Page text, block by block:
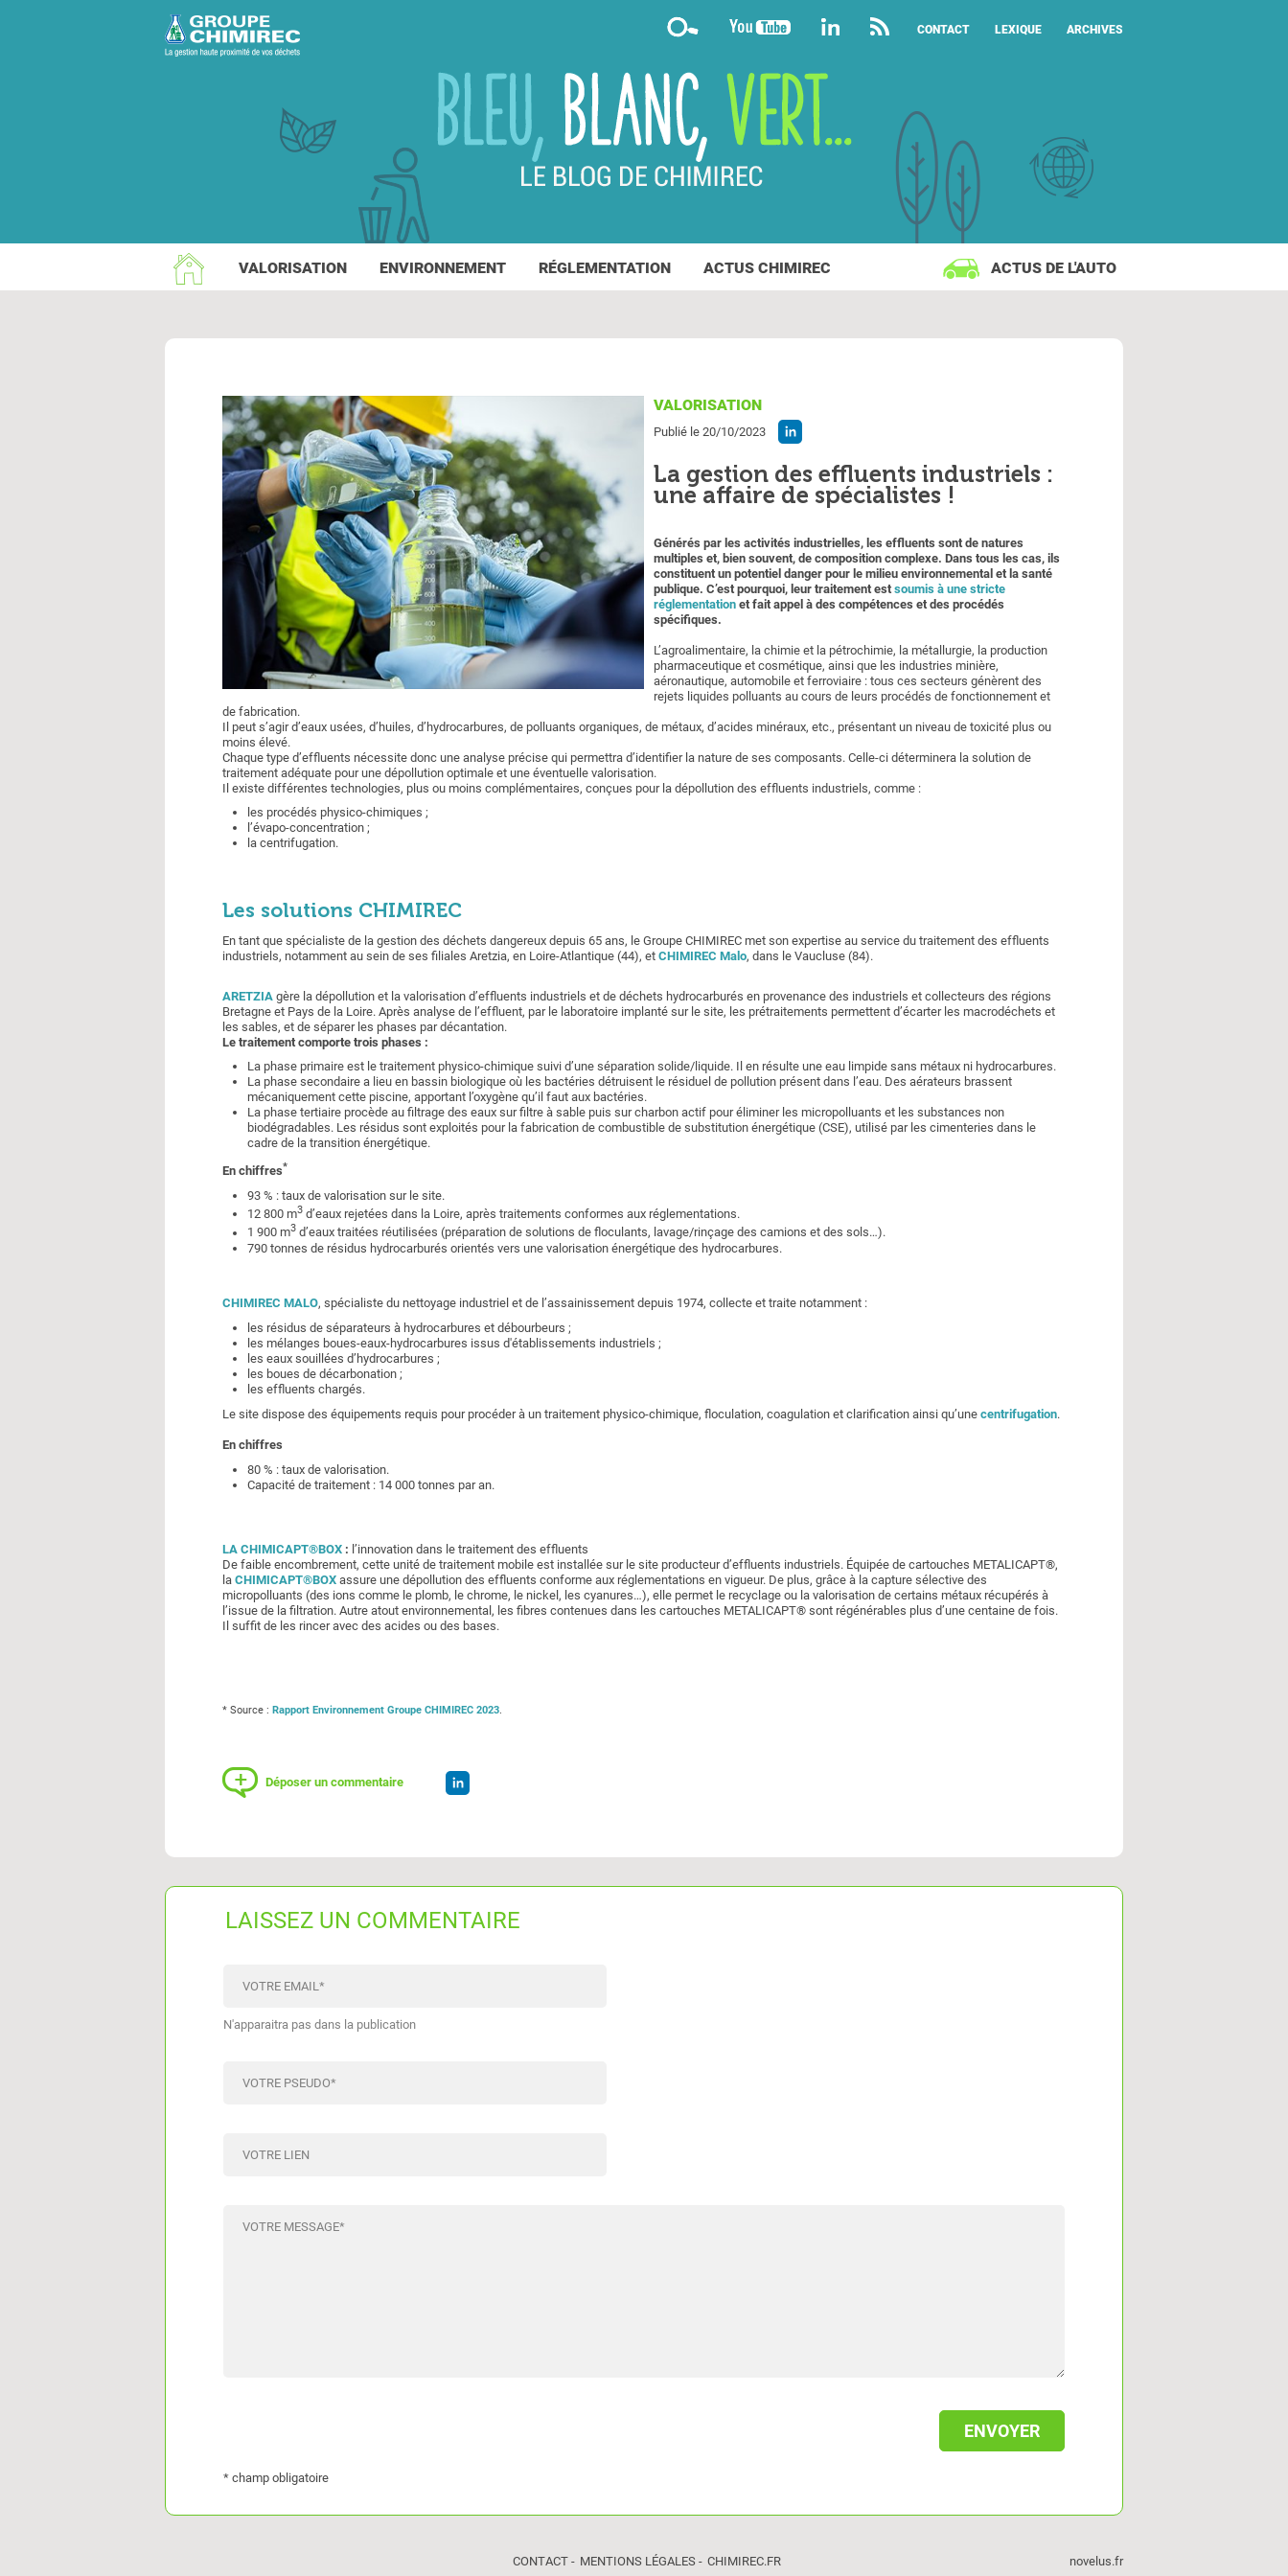
VALORISATION
Publié le 20/10/2023
La gestion des effluents industriels :
une affaire de spécialistes !
Générés par les activités industrielles, les effluents sont de natures
multiples et, bien souvent, de composition complexe. Dans tous les cas, ils
constituent un potentiel danger pour le milieu environnemental et la santé
publique. C’est pourquoi, leur traitement est soumis à une stricte
réglementation et fait appel à des compétences et des procédés
spécifiques.
L’agroalimentaire, la chimie et la pétrochimie, la métallurgie, la production
pharmaceutique et cosmétique, ainsi que les industries minière,
aéronautique, automobile et ferroviaire : tous ces secteurs génèrent des
rejets liquides polluants au cours de leurs procédés de fonctionnement et
de fabrication.
Il peut s’agir d’eaux usées, d’huiles, d’hydrocarbures, de polluants organiques, de métaux, d’acides minéraux, etc., présentant un niveau de toxicité plus ou
moins élevé.
Chaque type d’effluents nécessite donc une analyse précise qui permettra d’identifier la nature de ses composants. Celle-ci déterminera la solution de
traitement adéquate pour une dépollution optimale et une éventuelle valorisation.
Il existe différentes technologies, plus ou moins complémentaires, conçues pour la dépollution des effluents industriels, comme :
les procédés physico-chimiques ;
l’évapo-concentration ;
la centrifugation.
Les solutions CHIMIREC
En tant que spécialiste de la gestion des déchets dangereux depuis 65 ans, le Groupe CHIMIREC met son expertise au service du traitement des effluents
industriels, notamment au sein de ses filiales Aretzia, en Loire-Atlantique (44), et CHIMIREC Malo, dans le Vaucluse (84).
ARETZIA gère la dépollution et la valorisation d’effluents industriels et de déchets hydrocarburés en provenance des industriels et collecteurs des régions
Bretagne et Pays de la Loire. Après analyse de l’effluent, par le laboratoire implanté sur le site, les prétraitements permettent d’écarter les macrodéchets et
les sables, et de séparer les phases par décantation.
Le traitement comporte trois phases :
La phase primaire est le traitement physico-chimique suivi d’une séparation solide/liquide. Il en résulte une eau limpide sans métaux ni hydrocarbures.
La phase secondaire a lieu en bassin biologique où les bactéries détruisent le résiduel de pollution présent dans l’eau. Des aérateurs brassent
mécaniquement cette piscine, apportant l’oxygène qu’il faut aux bactéries.
La phase tertiaire procède au filtrage des eaux sur filtre à sable puis sur charbon actif pour éliminer les micropolluants et les substances non
biodégradables. Les résidus sont exploités pour la fabrication de combustible de substitution énergétique (CSE), utilisé par les cimenteries dans le
cadre de la transition énergétique.
En chiffres*
93 % : taux de valorisation sur le site.
12 800 m3 d’eaux rejetées dans la Loire, après traitements conformes aux réglementations.
1 900 m3 d’eaux traitées réutilisées (préparation de solutions de floculants, lavage/rinçage des camions et des sols…).
790 tonnes de résidus hydrocarburés orientés vers une valorisation énergétique des hydrocarbures.
CHIMIREC MALO, spécialiste du nettoyage industriel et de l’assainissement depuis 1974, collecte et traite notamment :
les résidus de séparateurs à hydrocarbures et débourbeurs ;
les mélanges boues-eaux-hydrocarbures issus d'établissements industriels ;
les eaux souillées d’hydrocarbures ;
les boues de décarbonation ;
les effluents chargés.
Le site dispose des équipements requis pour procéder à un traitement physico-chimique, floculation, coagulation et clarification ainsi qu’une centrifugation.
En chiffres
80 % : taux de valorisation.
Capacité de traitement : 14 000 tonnes par an.
LA CHIMICAPT®BOX : l’innovation dans le traitement des effluents
De faible encombrement, cette unité de traitement mobile est installée sur le site producteur d’effluents industriels. Équipée de cartouches METALICAPT®,
la CHIMICAPT®BOX assure une dépollution des effluents conforme aux réglementations en vigueur. De plus, grâce à la capture sélective des
micropolluants (des ions comme le plomb, le chrome, le nickel, les cyanures…), elle permet le recyclage ou la valorisation de certains métaux récupérés à
l’issue de la filtration. Autre atout environnemental, les fibres contenues dans les cartouches METALICAPT® sont régénérables plus d’une centaine de fois.
Il suffit de les rincer avec des acides ou des bases.
* Source : Rapport Environnement Groupe CHIMIREC 2023.
Déposer un commentaire
LAISSEZ UN COMMENTAIRE
VOTRE EMAIL*
N'apparaitra pas dans la publication
VOTRE PSEUDO*
VOTRE LIEN
VOTRE MESSAGE*
* champ obligatoire
CONTACT LEXIQUE ARCHIVES
VALORISATION ENVIRONNEMENT RÉGLEMENTATION ACTUS CHIMIREC ACTUS DE L'AUTO
CONTACT MENTIONS LÉGALES CHIMIREC.FR novelus.fr